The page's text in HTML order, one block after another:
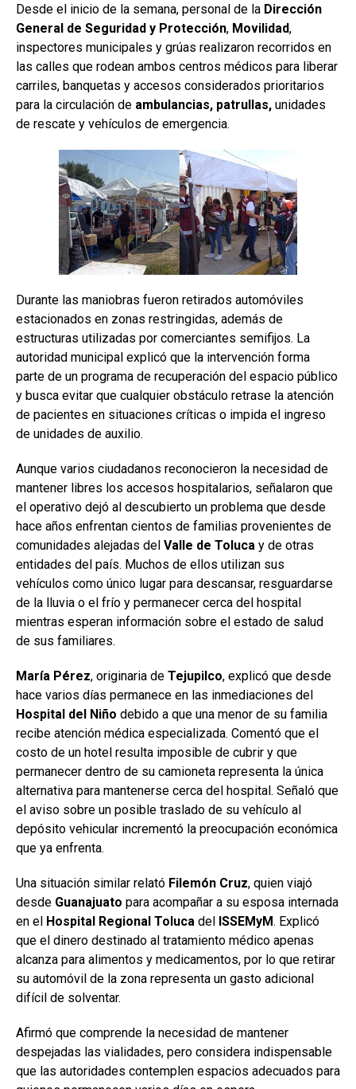
Desde el inicio de la semana, personal de la Dirección
General de Seguridad y Protección, Movilidad,
inspectores municipales y grúas realizaron recorridos en
las calles que rodean ambos centros médicos para liberar
carriles, banquetas y accesos considerados prioritarios
para la circulación de ambulancias, patrullas, unidades
de rescate y vehículos de emergencia.
Durante las maniobras fueron retirados automóviles
estacionados en zonas restringidas, además de
estructuras utilizadas por comerciantes semifijos. La
autoridad municipal explicó que la intervención forma
parte de un programa de recuperación del espacio público
y busca evitar que cualquier obstáculo retrase la atención
de pacientes en situaciones críticas o impida el ingreso
de unidades de auxilio.
Aunque varios ciudadanos reconocieron la necesidad de
mantener libres los accesos hospitalarios, señalaron que
el operativo dejó al descubierto un problema que desde
hace años enfrentan cientos de familias provenientes de
comunidades alejadas del Valle de Toluca y de otras
entidades del país. Muchos de ellos utilizan sus
vehículos como único lugar para descansar, resguardarse
de la lluvia o el frío y permanecer cerca del hospital
mientras esperan información sobre el estado de salud
de sus familiares.
María Pérez, originaria de Tejupilco, explicó que desde
hace varios días permanece en las inmediaciones del
Hospital del Niño debido a que una menor de su familia
recibe atención médica especializada. Comentó que el
costo de un hotel resulta imposible de cubrir y que
permanecer dentro de su camioneta representa la única
alternativa para mantenerse cerca del hospital. Señaló que
el aviso sobre un posible traslado de su vehículo al
depósito vehicular incrementó la preocupación económica
que ya enfrenta.
Una situación similar relató Filemón Cruz, quien viajó
desde Guanajuato para acompañar a su esposa internada
en el Hospital Regional Toluca del ISSEMyM. Explicó
que el dinero destinado al tratamiento médico apenas
alcanza para alimentos y medicamentos, por lo que retirar
su automóvil de la zona representa un gasto adicional
difícil de solventar.
Afirmó que comprende la necesidad de mantener
despejadas las vialidades, pero considera indispensable
que las autoridades contemplen espacios adecuados para